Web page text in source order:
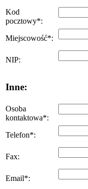
Kod
pocztowy*:
Miejscowość*:
NIP:
Inne:
Osoba
kontaktowa*:
Telefon*:
Fax:
Email*: